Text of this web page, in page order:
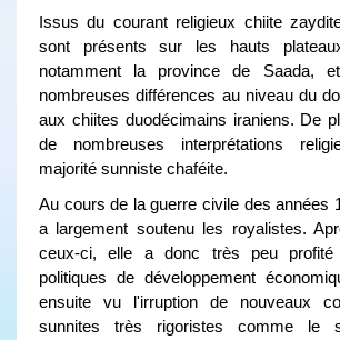
Issus du courant religieux chiite
sont présents sur les hauts
notamment la province de Saada,
nombreuses différences au niveau du
aux chiites duodécimains iraniens. De
de nombreuses interprétations
majorité sunniste chaféite.
Au cours de la guerre civile des années
a largement soutenu les royalistes.
ceux-ci, elle a donc très peu profité
politiques de développement
ensuite vu l'irruption de nouveaux
sunnites très rigoristes comme le